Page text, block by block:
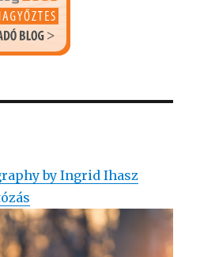
by Ingrid Ihasz